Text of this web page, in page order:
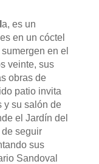
a, es un
en un cóctel
en el
veinte, sus
obras de
patio invita
y su salón de
el Jardín del
seguir
sus
Sandoval